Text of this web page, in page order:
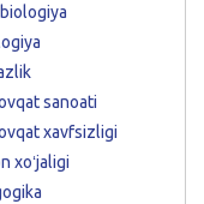
sanoati
xavfsizligi
xoʻjaligi